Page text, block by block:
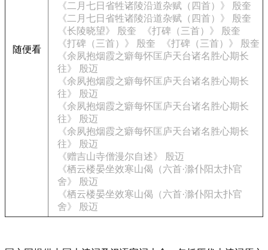
随便看
《二月七日省牲诸陵沿道杂赋（四首）》 殷奎
《二月七日省牲诸陵沿道杂赋（四首）》 殷奎
《长陵晓望》 殷奎
《打碑（三首）》 殷奎
《打碑（三首）》 殷奎
《打碑（三首）》 殷奎
《余夙抱烟霞之癖每怀匡庐天台诸名胜心期长
往》 殷迈
《余夙抱烟霞之癖每怀匡庐天台诸名胜心期长
往》 殷迈
《余夙抱烟霞之癖每怀匡庐天台诸名胜心期长
往》 殷迈
《余夙抱烟霞之癖每怀匡庐天台诸名胜心期长
往》 殷迈
《赠吉山寺僧漫尔自述》 殷迈
《栖云楼晏坐效寒山偈（六首·滁仆阳太扑官
舍》 殷迈
《栖云楼晏坐效寒山偈（六首·滁仆阳太扑官
舍》 殷迈